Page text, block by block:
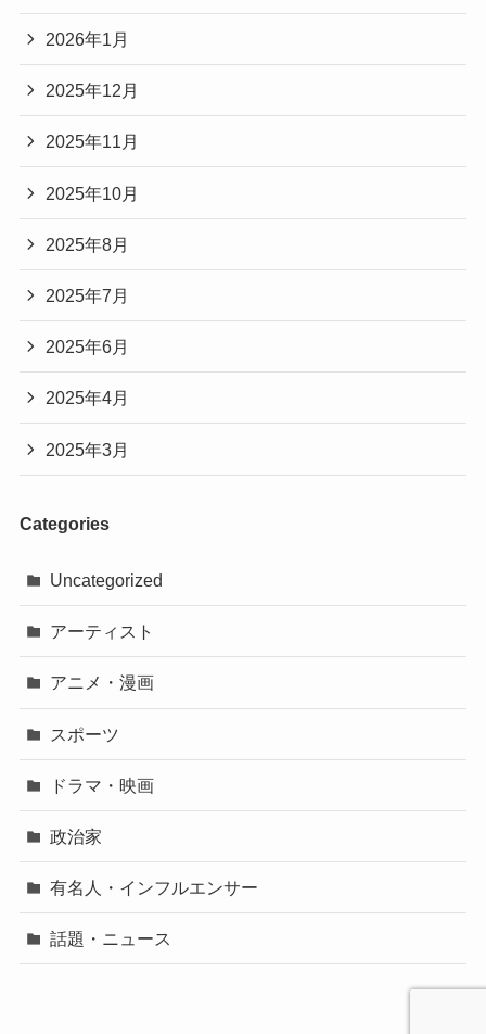
2026年1月
2025年12月
2025年11月
2025年10月
2025年8月
2025年7月
2025年6月
2025年4月
2025年3月
Categories
Uncategorized
アーティスト
アニメ・漫画
スポーツ
ドラマ・映画
政治家
有名人・インフルエンサー
話題・ニュース